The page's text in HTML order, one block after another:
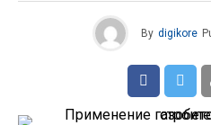
By digikore